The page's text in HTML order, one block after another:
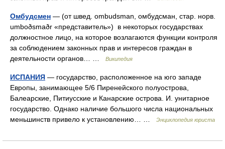
Омбудсмен — (от швед. ombudsman, омбудсман, стар. норв.
umboðsmaðr «представитель») в некоторых государствах
должностное лицо, на которое возлагаются функции контроля
за соблюдением законных прав и интересов граждан в
деятельности органов… …
Википедия
ИСПАНИЯ — государство, расположенное на юго западе
Европы, занимающее 5/6 Пиренейского полуострова,
Балеарские, Питиусские и Канарские острова. И. унитарное
государство. Однако наличие большого числа национальных
меньшинств привело к установлению… …
Энциклопедия юриста